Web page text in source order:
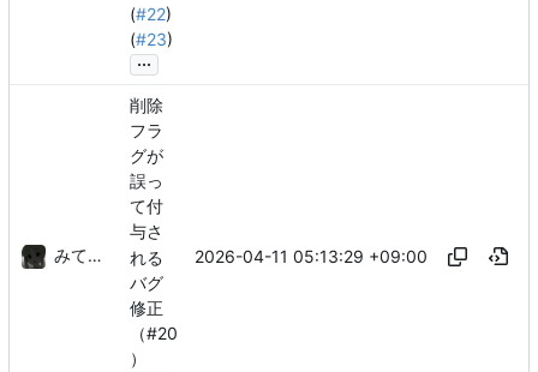
(#22)
(#23)
...
みてるぞ
削除
フラ
グが
誤っ
て付
与さ
れる
バグ
修正
（#20
）
2026-04-11 05:13:29 +09:00